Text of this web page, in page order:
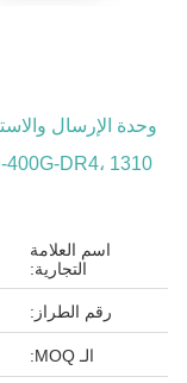
اسم العلامة
التجارية:
رقم الطراز: